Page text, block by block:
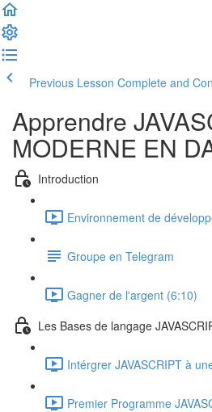
Previous Lesson Complete and
Apprendre
MODERNE EN
Introduction
Environnement de
Groupe en Telegram
Gagner de l'argent (6:10)
Les Bases de langage
Intérgrer JAVASCRIPT à
Premier Programme